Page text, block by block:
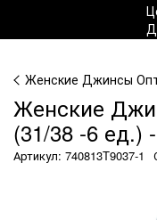
Женские Джинсы
Женские
(31/38 -6 ед.)
Артикул: 740813T9037-1